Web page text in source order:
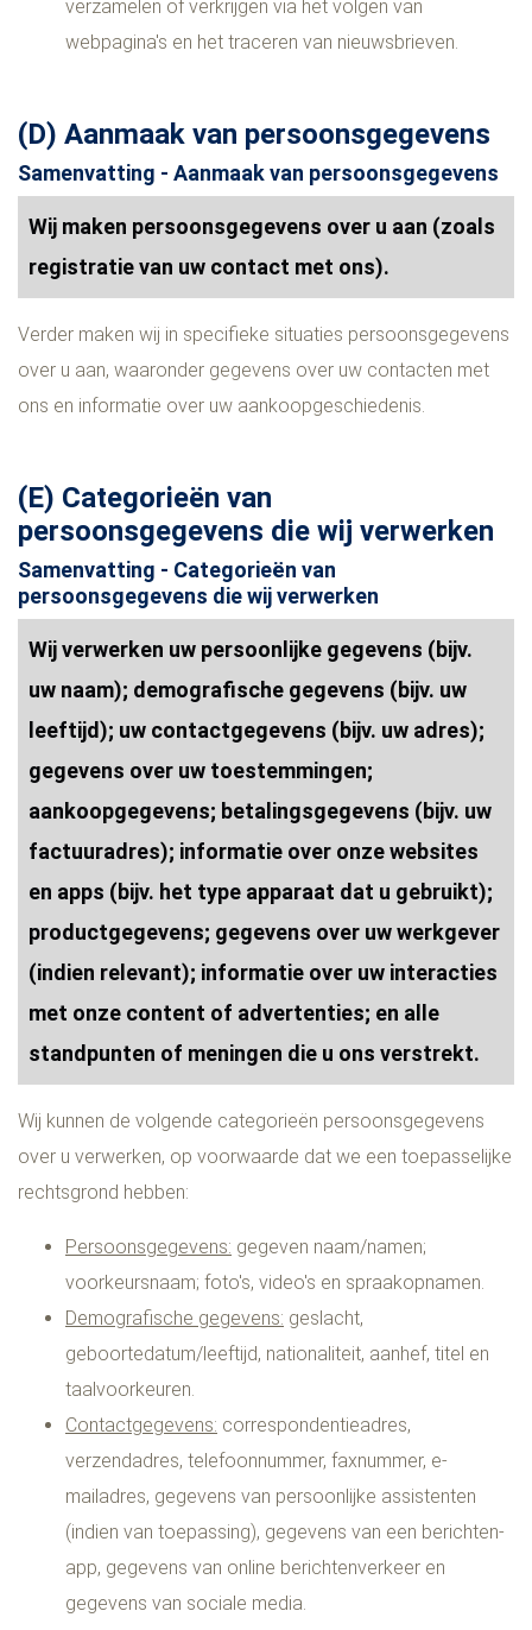
verzamelen of verkrijgen via het volgen van
webpagina's en het traceren van nieuwsbrieven.
(D) Aanmaak van persoonsgegevens
Samenvatting - Aanmaak van persoonsgegevens
Wij maken persoonsgegevens over u aan (zoals
registratie van uw contact met ons).
Verder maken wij in specifieke situaties persoonsgegevens
over u aan, waaronder gegevens over uw contacten met
ons en informatie over uw aankoopgeschiedenis.
(E) Categorieën van
persoonsgegevens die wij verwerken
Samenvatting - Categorieën van
persoonsgegevens die wij verwerken
Wij verwerken uw persoonlijke gegevens (bijv.
uw naam); demografische gegevens (bijv. uw
leeftijd); uw contactgegevens (bijv. uw adres);
gegevens over uw toestemmingen;
aankoopgegevens; betalingsgegevens (bijv. uw
factuuradres); informatie over onze websites
en apps (bijv. het type apparaat dat u gebruikt);
productgegevens; gegevens over uw werkgever
(indien relevant); informatie over uw interacties
met onze content of advertenties; en alle
standpunten of meningen die u ons verstrekt.
Wij kunnen de volgende categorieën persoonsgegevens
over u verwerken, op voorwaarde dat we een toepasselijke
rechtsgrond hebben:
Persoonsgegevens: gegeven naam/namen;
voorkeursnaam; foto's, video's en spraakopnamen.
Demografische gegevens: geslacht,
geboortedatum/leeftijd, nationaliteit, aanhef, titel en
taalvoorkeuren.
Contactgegevens: correspondentieadres,
verzendadres, telefoonnummer, faxnummer, e-
mailadres, gegevens van persoonlijke assistenten
(indien van toepassing), gegevens van een berichten-
app, gegevens van online berichtenverkeer en
gegevens van sociale media.